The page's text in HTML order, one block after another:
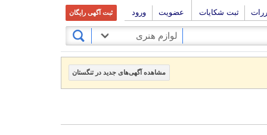
ثبت شکایات عضویت ورود ثبت آگهی رایگان
لوازم هنری
مشاهده آگهی‌های جدید در تنگستان